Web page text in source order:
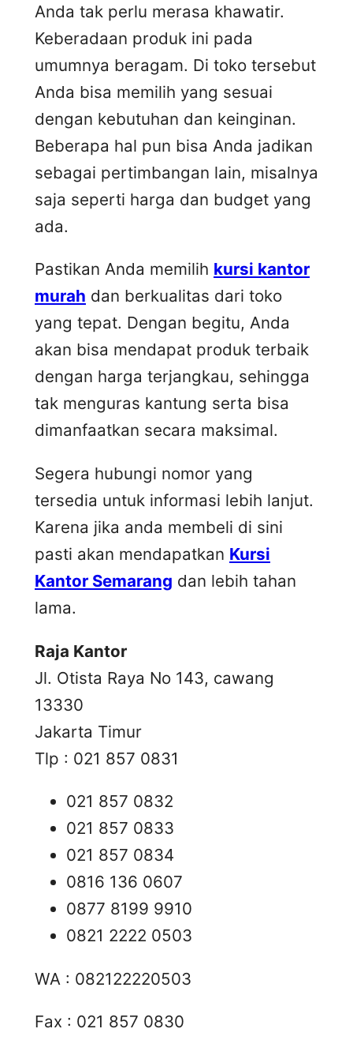
Anda tak perlu merasa khawatir.
Keberadaan produk ini pada
umumnya beragam. Di toko tersebut
Anda bisa memilih yang sesuai
dengan kebutuhan dan keinginan.
Beberapa hal pun bisa Anda jadikan
sebagai pertimbangan lain, misalnya
saja seperti harga dan budget yang
ada.
Pastikan Anda memilih kursi kantor
murah dan berkualitas dari toko
yang tepat. Dengan begitu, Anda
akan bisa mendapat produk terbaik
dengan harga terjangkau, sehingga
tak menguras kantung serta bisa
dimanfaatkan secara maksimal.
Segera hubungi nomor yang
tersedia untuk informasi lebih lanjut.
Karena jika anda membeli di sini
pasti akan mendapatkan Kursi
Kantor Semarang dan lebih tahan
lama.
Raja Kantor
Jl. Otista Raya No 143, cawang
13330
Jakarta Timur
Tlp : 021 857 0831
021 857 0832
021 857 0833
021 857 0834
0816 136 0607
0877 8199 9910
0821 2222 0503
WA : 082122220503
Fax : 021 857 0830